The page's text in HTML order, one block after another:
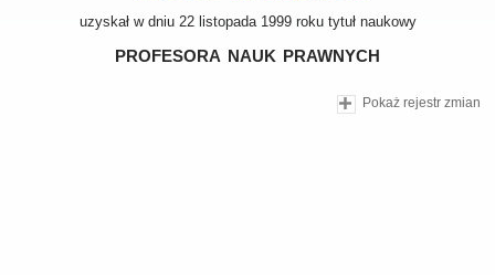
uzyskał w dniu 22 listopada 1999 roku tytuł naukowy
profesora nauk prawnych
Pokaż rejestr zmian